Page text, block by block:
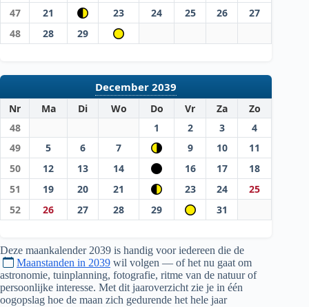
47
21 23 24 25 26
27
48
28 29
December 2039
Nr Ma Di Wo Do Vr Za
Zo
48
1 2 3
4
49
5 6 7 9 10
11
50
12 13 14 16 17
18
51
19 20 21 23 24
25
52
26 27 28 29 31
Deze maankalender 2039 is handig voor iedereen die de
Maanstanden in 2039 wil volgen — of het nu gaat om
astronomie, tuinplanning, fotografie, ritme van de natuur of
persoonlijke interesse. Met dit jaaroverzicht zie je in één
oogopslag hoe de maan zich gedurende het hele jaar